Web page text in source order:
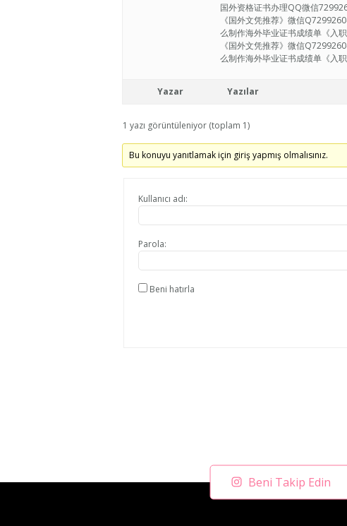
国外资格证书办理QQ微信
《国外文凭推荐》微信
么制作海外毕业证书成绩单《入职
《国外文凭推荐》微信
么制作海外毕业证书成绩单《入
Yazar Yazılar
1 yazı görüntüleniyor (toplam 1)
Bu konuyu yanıtlamak için giriş yapmış olmalısınız.
Kullanıcı adı:
Parola:
Beni hatırla
Beni Takip Edin